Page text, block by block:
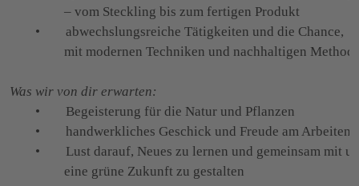
                 – vom Steckling bis zum fertigen Produkt
•        abwechslungsreiche Tätigkeiten und die Chance,
mit modernen Techniken und nachhaltigen
Was wir von dir erwarten:
•        Begeisterung für die Natur und Pflanzen
•        handwerkliches Geschick und Freude am
•        Lust darauf, Neues zu lernen und gemeinsam mit
                 eine grüne Zukunft zu gestalten